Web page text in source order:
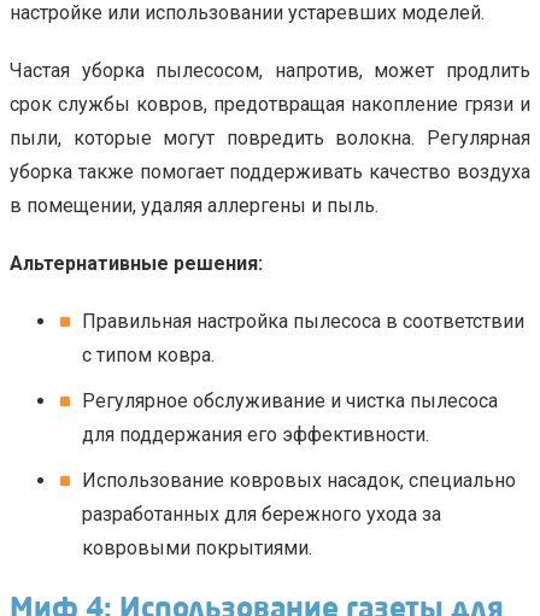
настройке или использовании устаревших моделей.
Частая уборка пылесосом, напротив, может продлить
срок службы ковров, предотвращая накопление грязи и
пыли, которые могут повредить волокна. Регулярная
уборка также помогает поддерживать качество воздуха
в помещении, удаляя аллергены и пыль.
Альтернативные решения:
Правильная настройка пылесоса в соответствии
с типом ковра.
Регулярное обслуживание и чистка пылесоса
для поддержания его эффективности.
Использование ковровых насадок, специально
разработанных для бережного ухода за
ковровыми покрытиями.